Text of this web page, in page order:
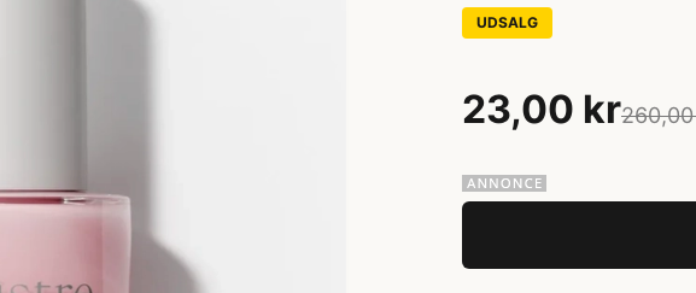
UDSALG
23,00 kr